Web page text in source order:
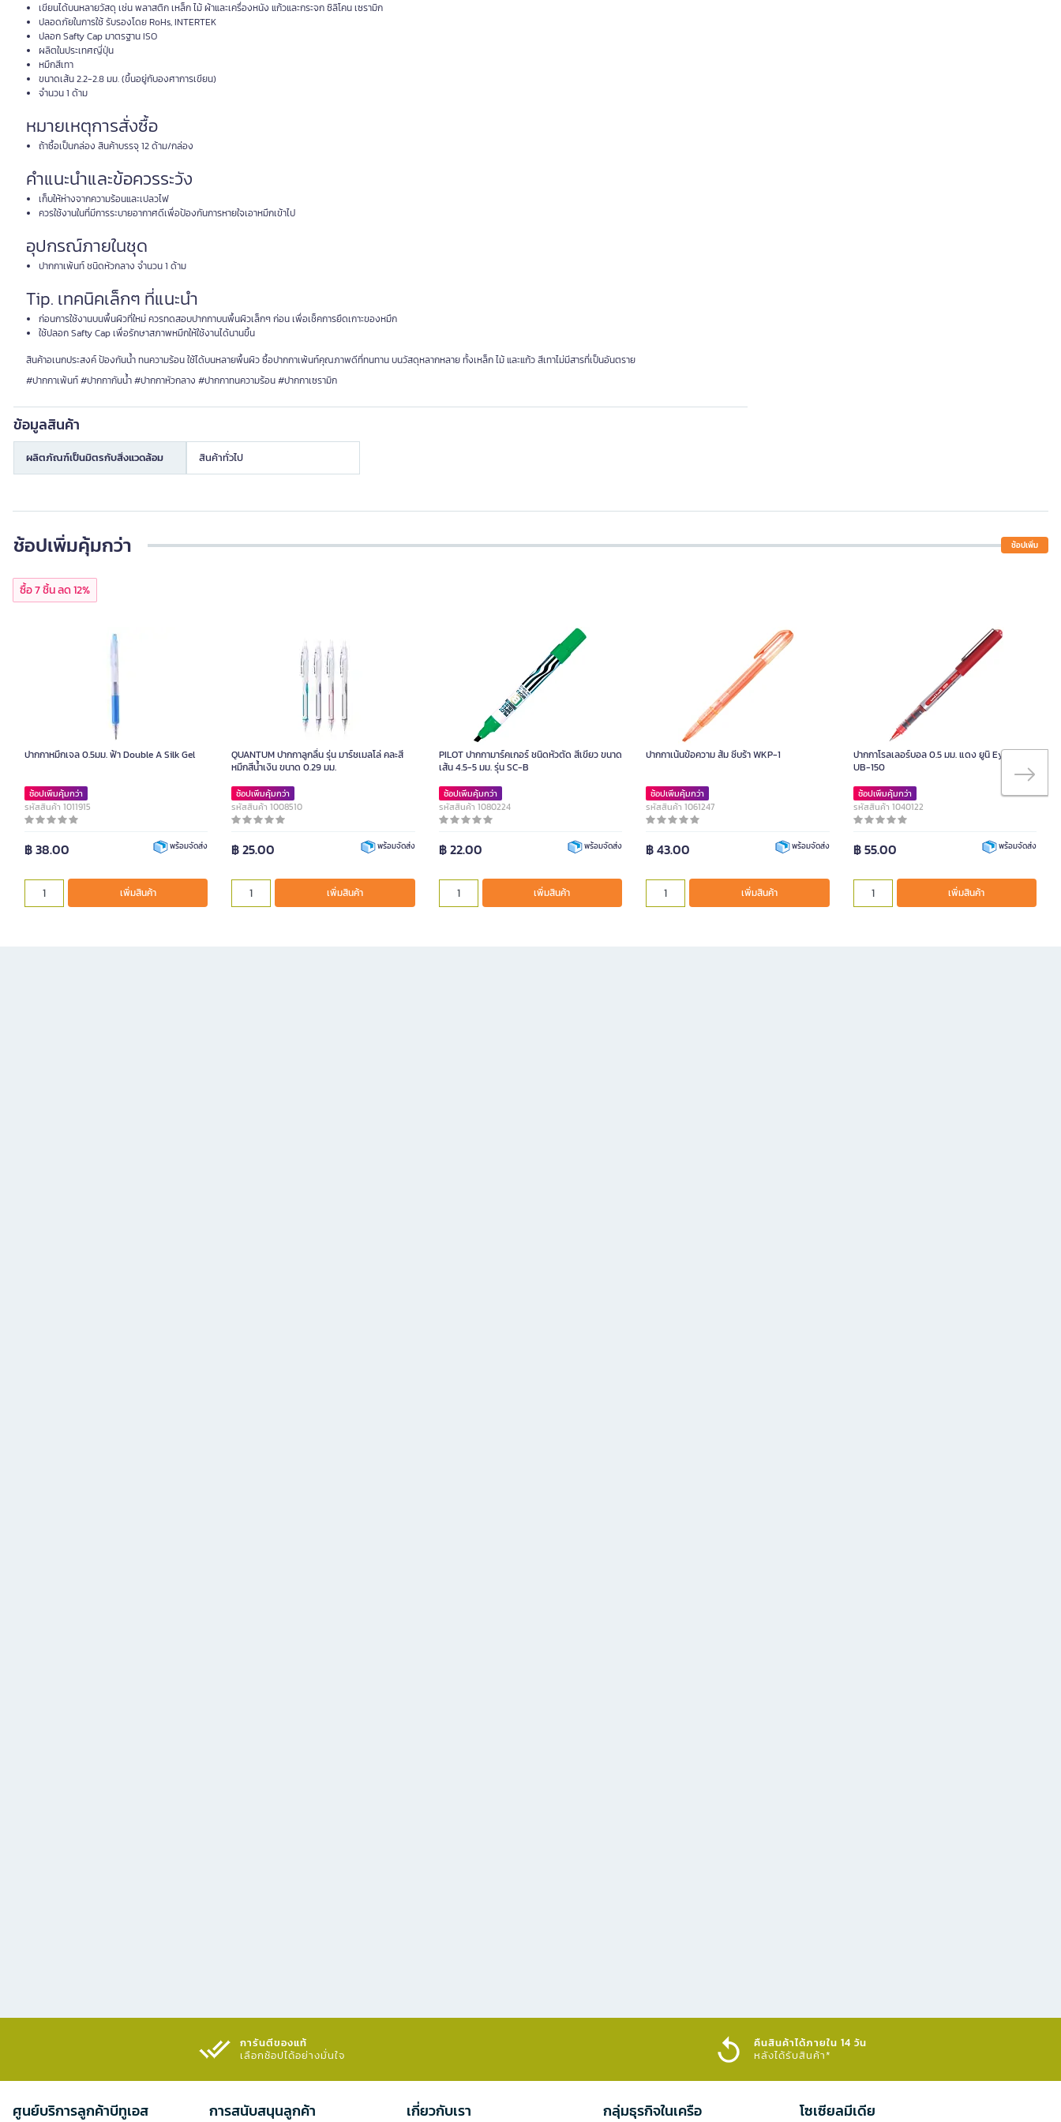
เขียนได้บนหลายวัสดุ เช่น พลาสติก เหล็ก ไม้ ผ้าและเครื่องหนัง แก้วและกระจก ซิลิโคน เซรามิก
ปลอดภัยในการใช้ รับรองโดย RoHs, INTERTEK
ปลอก Safty Cap มาตรฐาน ISO
ผลิตในประเทศญี่ปุ่น
หมึกสีเทา
ขนาดเส้น 2.2-2.8 มม. (ขึ้นอยู่กับองศาการเขียน)
จำนวน 1 ด้าม
หมายเหตุการสั่งซื้อ
ถ้าซื้อเป็นกล่อง สินค้าบรรจุ 12 ด้าม/กล่อง
คำแนะนำและข้อควรระวัง
เก็บให้ห่างจากความร้อนและเปลวไฟ
ควรใช้งานในที่มีการระบายอากาศดีเพื่อป้องกันการหายใจเอาหมึกเข้าไป
อุปกรณ์ภายในชุด
ปากกาเพ้นท์ ชนิดหัวกลาง จำนวน 1 ด้าม
Tip. เทคนิคเล็กๆ ที่แนะนำ
ก่อนการใช้งานบนพื้นผิวที่ใหม่ ควรทดสอบปากกาบนพื้นผิวเล็กๆ ก่อน เพื่อเช็คการยึดเกาะของหมึก
ใช้ปลอก Safty Cap เพื่อรักษาสภาพหมึกให้ใช้งานได้นานขึ้น
สินค้าอเนกประสงค์ ป้องกันน้ำ ทนความร้อน ใช้ได้บนหลายพื้นผิว ซื้อปากกาเพ้นท์คุณภาพดีที่ทนทาน บนวัสดุหลากหลาย ทั้งเหล็ก ไม้ และแก้ว สีเทาไม่มีสารที่เป็นอันตราย
#ปากกาเพ้นท์ #ปากกากันน้ำ #ปากกาหัวกลาง #ปากกาทนความร้อน #ปากกาเซรามิก
ข้อมูลสินค้า
ผลิตภัณฑ์เป็นมิตรกับสิ่งแวดล้อม สินค้าทั่วไป
ช้อปเพิ่มคุ้มกว่า ช้อปเพิ่ม
ซื้อ 7 ชิ้น ลด 12%
ปากกาหมึกเจล 0.5มม. ฟ้า Double A Silk Gel
ช้อปเพิ่มคุ้มกว่า
รหัสสินค้า 1011915
฿ 38.00 พร้อมจัดส่ง
เพิ่มสินค้า
QUANTUM ปากกาลูกลื่น รุ่น มาร์ชเมลโล่ คละสี
หมึกสีน้ำเงิน ขนาด 0.29 มม.
ช้อปเพิ่มคุ้มกว่า
รหัสสินค้า 1008510
฿ 25.00 พร้อมจัดส่ง
เพิ่มสินค้า
PILOT ปากกามาร์คเกอร์ ชนิดหัวตัด สีเขียว ขนาด
เส้น 4.5-5 มม. รุ่น SC-B
ช้อปเพิ่มคุ้มกว่า
รหัสสินค้า 1080224
฿ 22.00 พร้อมจัดส่ง
เพิ่มสินค้า
ปากกาเน้นข้อความ ส้ม ซีบร้า WKP-1
ช้อปเพิ่มคุ้มกว่า
รหัสสินค้า 1061247
฿ 43.00 พร้อมจัดส่ง
เพิ่มสินค้า
ปากกาโรลเลอร์บอล 0.5 มม. แดง ยูนิ Eye Micro
UB-150
ช้อปเพิ่มคุ้มกว่า
รหัสสินค้า 1040122
฿ 55.00 พร้อมจัดส่ง
เพิ่มสินค้า
การันตีของแท้
เลือกช้อปได้อย่างมั่นใจ​
คืนสินค้าได้ภายใน 14 วัน
หลังได้รับสินค้า*
ศูนย์บริการลูกค้าบีทูเอส การสนับสนุนลูกค้า เกี่ยวกับเรา กลุ่มธุรกิจในเครือ โซเซียลมีเดีย​